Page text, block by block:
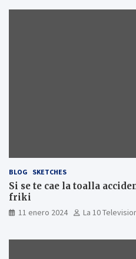
BLOG SKETCHES
Si se te cae la toalla
friki
11 enero 2024 La 10